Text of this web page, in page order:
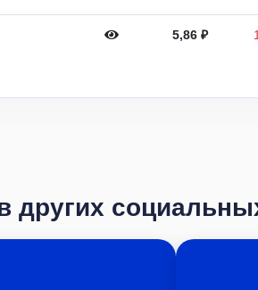
5,86₽
других